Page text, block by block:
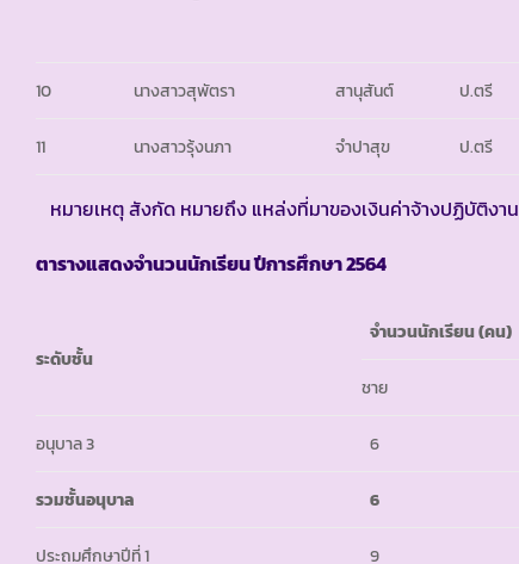
10 นางสาวสุพัตรา สานุสันต์ ป.ตรี
11 นางสาวรุ้งนภา จำปาสุข ป.ตรี
หมายเหตุ สังกัด หมายถึง แหล่งที่มาของเงินค่าจ้างปฏิบัติงาน
ตารางแสดงจำนวนนักเรียน ปีการศึกษา2564
ระดับชั้น
จำนวนนักเรียน (คน)
ชาย
อนุบาล 3 6
รวมชั้นอนุบาล 6
ประถมศึกษาปีที่ 1 9